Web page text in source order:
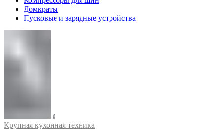
Домкраты
Пусковые и зарядные устройства
Крупная кухонная техника